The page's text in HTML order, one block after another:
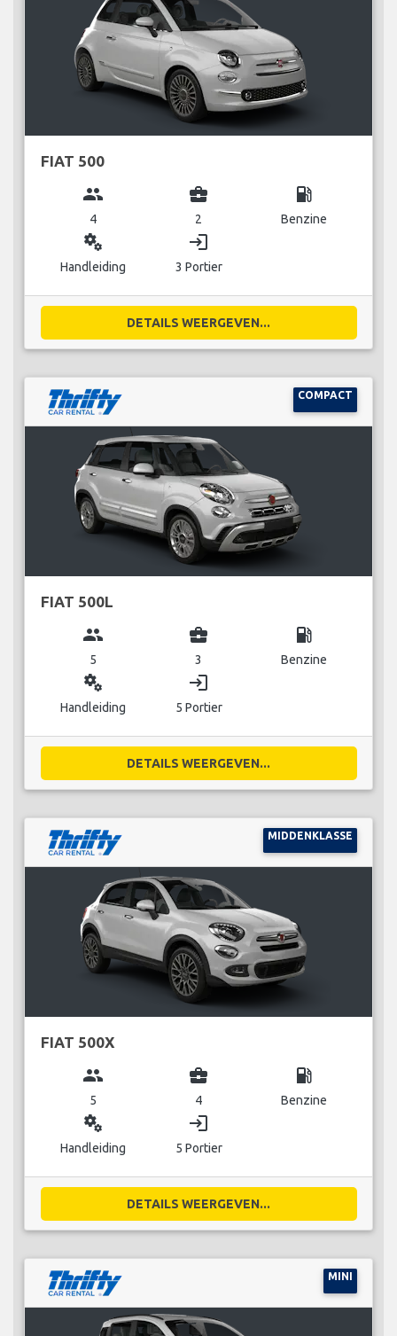
FIAT 500
group
4
business_center
2
local_gas_station
Benzine
miscellaneous_services
Handleiding
login
3 Portier
DETAILS WEERGEVEN...
COMPACT
FIAT 500L
group
5
business_center
3
local_gas_station
Benzine
miscellaneous_services
Handleiding
login
5 Portier
DETAILS WEERGEVEN...
MIDDENKLASSE
FIAT 500X
group
5
business_center
4
local_gas_station
Benzine
miscellaneous_services
Handleiding
login
5 Portier
DETAILS WEERGEVEN...
MINI